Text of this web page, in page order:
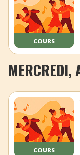
COURS
MERCREDI,
COURS